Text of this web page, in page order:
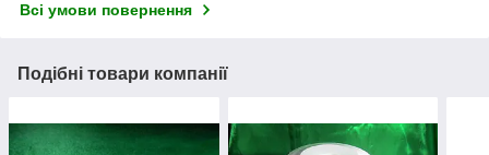
Всі умови повернення
Подібні товари компанії